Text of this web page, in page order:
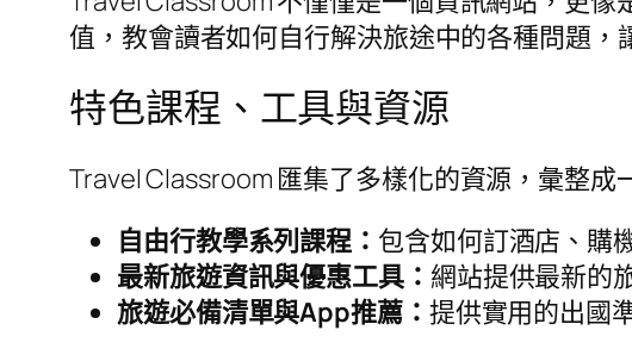
值，教會讀者如何自行解決旅途中的各種問題，
特色課程、工具與資源
Travel Classroom 匯集了多樣化的資源，彙整成
自由行教學系列課程： 包含如何訂酒店、購
最新旅遊資訊與優惠工具： 網站提供最新的
旅遊必備清單與App推薦： 提供實用的出國